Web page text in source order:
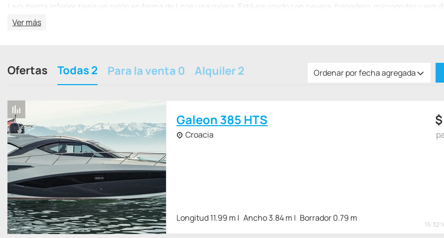
La cubierta inferior tiene un salón en forma de L con una galera. Está equipado con nevera, fregadero, microondas y
frente de la cubierta se encuentra la cabina del propietario con baño completo. En la popa hay una cabina de invitados con
transiciones deben realizarse a una distancia de no más de 200 millas de la costa.
Ver más
Ofertas Todas 2 Para la venta 0 Alquiler 2 Ordenar por fecha agregada
Galeon 385 HTS
Croacia
Longitud 11.99 m Ancho 3.84 m Borrador 0.79 m
$
15:32